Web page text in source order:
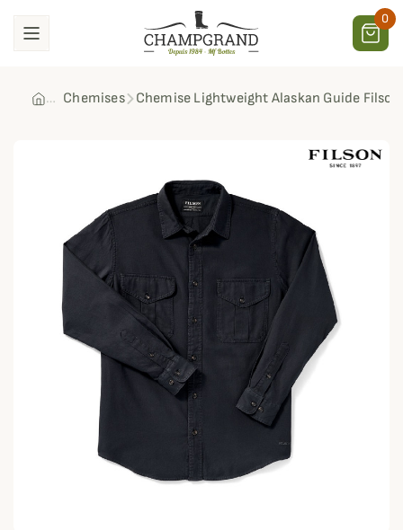
0
Chemises Chemise Lightweight Alaskan Guide Filson